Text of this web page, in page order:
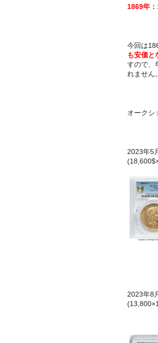
1869年
今回は
も安価と
すので、
れません。
オークシ
2023年5
2023年8